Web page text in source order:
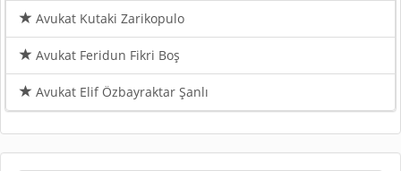
Avukat Kutaki Zarikopulo
Avukat Feridun Fikri Boş
Avukat Elif Özbayraktar Şanlı